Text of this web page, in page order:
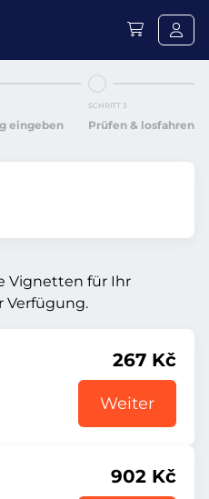
eingeben
SCHRITT 3
Prüfen & losfahren
Vignetten für Ihr
Verfügung.
267 Kč
Weiter
902 Kč